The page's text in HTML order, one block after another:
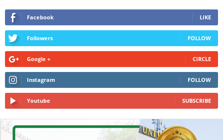
Facebook LIKE
Followers FOLLOW
Google + CIRCLE
Instagram FOLLOW
Youtube SUBSCRIBE